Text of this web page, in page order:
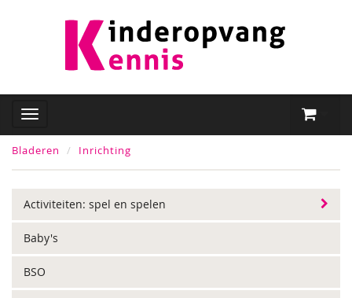
Bladeren Inrichting
Activiteiten: spel en spelen
Baby's
BSO